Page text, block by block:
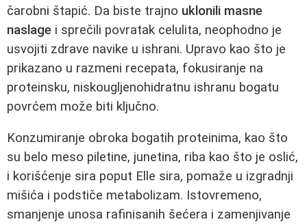
čarobni štapić. Da biste trajno uklonili masne
naslage i sprečili povratak celulita, neophodno je
usvojiti zdrave navike u ishrani. Upravo kao što je
prikazano u razmeni recepata, fokusiranje na
proteinsku, niskougljenohidratnu ishranu bogatu
povrćem može biti ključno.
Konzumiranje obroka bogatih proteinima, kao što
su belo meso piletine, junetina, riba kao što je oslić,
i korišćenje sira poput Elle sira, pomaže u izgradnji
mišića i podstiče metabolizam. Istovremeno,
smanjenje unosa rafinisanih šećera i zamenjivanje